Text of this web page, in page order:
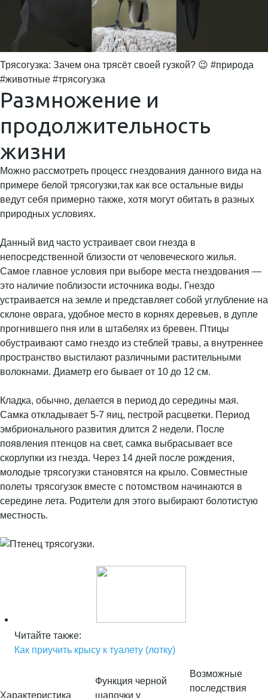
Трясогузка: Зачем она трясёт своей гузкой? 😉 #природа
#животные #трясогузка
Размножение и
продолжительность
жизни
Можно рассмотреть процесс гнездования данного вида на
примере белой трясогузки,так как все остальные виды
ведут себя примерно также, хотя могут обитать в разных
природных условиях.
Данный вид часто устраивает свои гнезда в
непосредственной близости от человеческого жилья.
Самое главное условия при выборе места гнездования —
это наличие поблизости источника воды. Гнездо
устраивается на земле и представляет собой углубление на
склоне оврага, удобное место в корнях деревьев, в дупле
прогнившего пня или в штабелях из бревен. Птицы
обустраивают само гнездо из стеблей травы, а внутреннее
пространство выстилают различными растительными
волокнами. Диаметр его бывает от 10 до 12 см.
Кладка, обычно, делается в период до середины мая.
Самка откладывает 5-7 яиц, пестрой расцветки. Период
эмбрионального развития длится 2 недели. После
появления птенцов на свет, самка выбрасывает все
скорлупки из гнезда. Через 14 дней после рождения,
молодые трясогузки становятся на крыло. Совместные
полеты трясогузок вместе с потомством начинаются в
середине лета. Родители для этого выбирают болотистую
местность.
Читайте также:
Как приучить крысу к туалету (лотку)
Характеристика
Функция черной
шапочки у
Возможные
последствия